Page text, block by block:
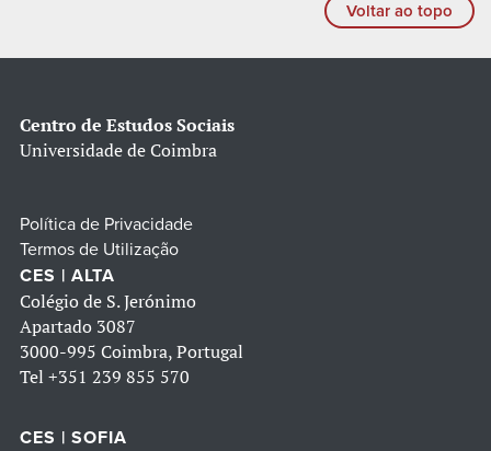
Voltar ao topo
Centro de Estudos Sociais
Universidade de Coimbra
Política de Privacidade
Termos de Utilização
CES | ALTA
Colégio de S. Jerónimo
Apartado 3087
3000-995 Coimbra, Portugal
Tel +351 239 855 570
CES | SOFIA